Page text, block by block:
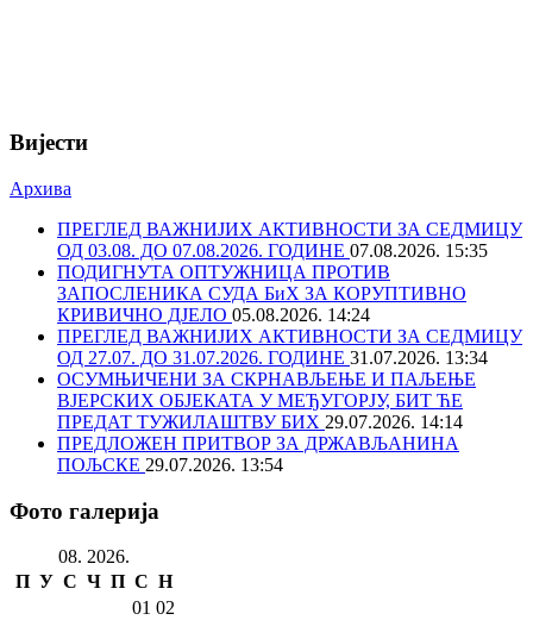
Вијести
Архива
ПРЕГЛЕД ВАЖНИЈИХ АКТИВНОСТИ ЗА СЕДМИЦУ
ОД 03.08. ДО 07.08.2026. ГОДИНЕ 07.08.2026. 15:35
ПОДИГНУТА ОПТУЖНИЦА ПРОТИВ
ЗАПОСЛЕНИКА СУДА БиХ ЗА КОРУПТИВНО
КРИВИЧНО ДЈЕЛО 05.08.2026. 14:24
ПРЕГЛЕД ВАЖНИЈИХ АКТИВНОСТИ ЗА СЕДМИЦУ
ОД 27.07. ДО 31.07.2026. ГОДИНЕ 31.07.2026. 13:34
ОСУМЊИЧЕНИ ЗА СКРНАВЉЕЊЕ И ПАЉЕЊЕ
ВЈЕРСКИХ ОБЈЕКАТА У МЕЂУГОРЈУ, БИТ ЋЕ
ПРЕДАТ ТУЖИЛАШТВУ БИХ 29.07.2026. 14:14
ПРЕДЛОЖЕН ПРИТВОР ЗА ДРЖАВЉАНИНА
ПОЉСКЕ 29.07.2026. 13:54
Фото галерија
08. 2026.
П У С Ч П С Н
01 02